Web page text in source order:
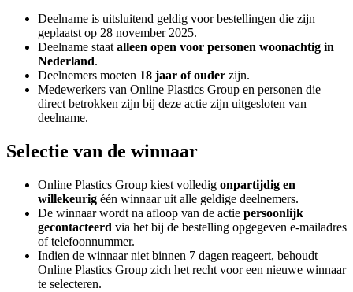
Deelname is uitsluitend geldig voor bestellingen die zijn
geplaatst op 28 november 2025.
Deelname staat alleen open voor personen woonachtig in
Nederland.
Deelnemers moeten 18 jaar of ouder zijn.
Medewerkers van Online Plastics Group en personen die
direct betrokken zijn bij deze actie zijn uitgesloten van
deelname.
Selectie van de winnaar
Online Plastics Group kiest volledig onpartijdig en
willekeurig één winnaar uit alle geldige deelnemers.
De winnaar wordt na afloop van de actie persoonlijk
gecontacteerd via het bij de bestelling opgegeven e-mailadres
of telefoonnummer.
Indien de winnaar niet binnen 7 dagen reageert, behoudt
Online Plastics Group zich het recht voor een nieuwe winnaar
te selecteren.